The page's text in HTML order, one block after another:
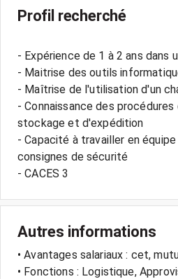
Profil recherché
- Expérience de 1 à 2 ans dans
- Maitrise des outils
- Maîtrise de l'utilisation d'un
- Connaissance des
stockage et d'expédition
- Capacité à travailler en
consignes de sécurité
Autres informations
• Avantages salariaux : cet,
• Fonctions : Logistique,